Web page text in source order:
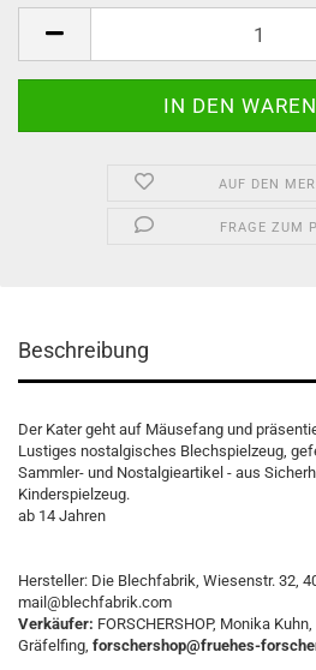
AUF DEN
FRAGE ZUM
Beschreibung
Der Kater geht auf Mäusefang und
Lustiges nostalgisches Blechspielzeug,
Sammler- und Nostalgieartikel - aus
Kinderspielzeug.
ab 14 Jahren
Hersteller: Die Blechfabrik, Wiesenstr. 32,
mail@blechfabrik.com
Verkäufer: FORSCHERSHOP, Monika
Gräfelfing, forschershop@fruehes-